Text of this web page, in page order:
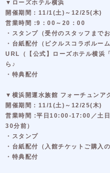
▼ローズホテル横浜
開催期間：11/1(土)～12/25(木)
営業時間 :9：00～20：00
・スタンプ（受付のスタッフまで
・台紙配付（ピクルスコラボルー
URL（【公式】ローズホテル横浜
ら♪
・特典配付
▼横浜開運水族館 フォーチュンア
開催期間：11/1(土)～12/25(木)
営業時間 :平日10:00-17:00／土
30分前）
・スタンプ
・台紙配付（入館チケットご購入
・特典配付